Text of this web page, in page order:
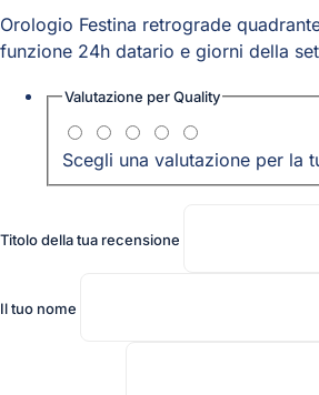
Orologio Festina retrograde
funzione 24h datario e giorni della
Valutazione perQuality
Scegli una valutazione per la
Titolo della tua recensione
Il tuo nome